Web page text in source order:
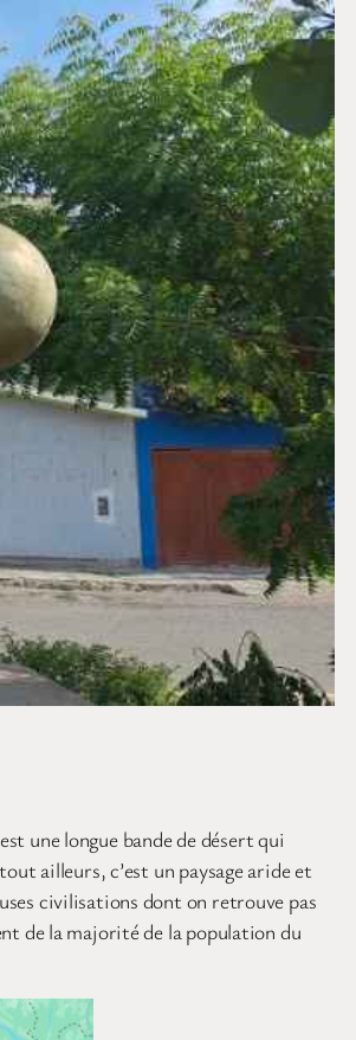
une longue bande de désert qui
ailleurs, c’est un paysage aride et
civilisations dont on retrouve pas
de la majorité de la population du